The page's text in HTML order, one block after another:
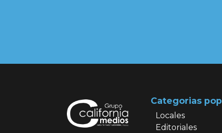
Categorias
Locales
Editoriales